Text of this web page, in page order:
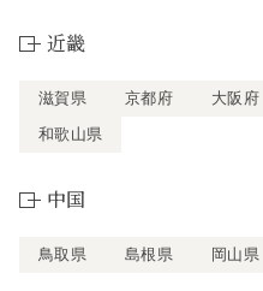
近畿
滋賀県 京都府 大阪府
和歌山県
中国
鳥取県 島根県 岡山県